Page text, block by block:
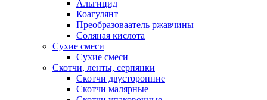
Альгицид
Коагулянт
Преобразоваатель ржавчины
Соляная кислота
Сухие смеси
Сухие смеси
Скотчи, ленты, серпянки
Скотчи двусторонние
Скотчи малярные